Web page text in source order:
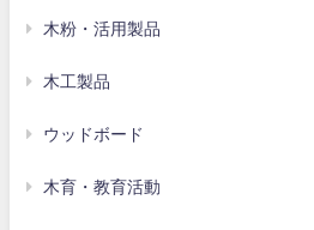
木粉・活用製品
木工製品
ウッドボード
木育・教育活動